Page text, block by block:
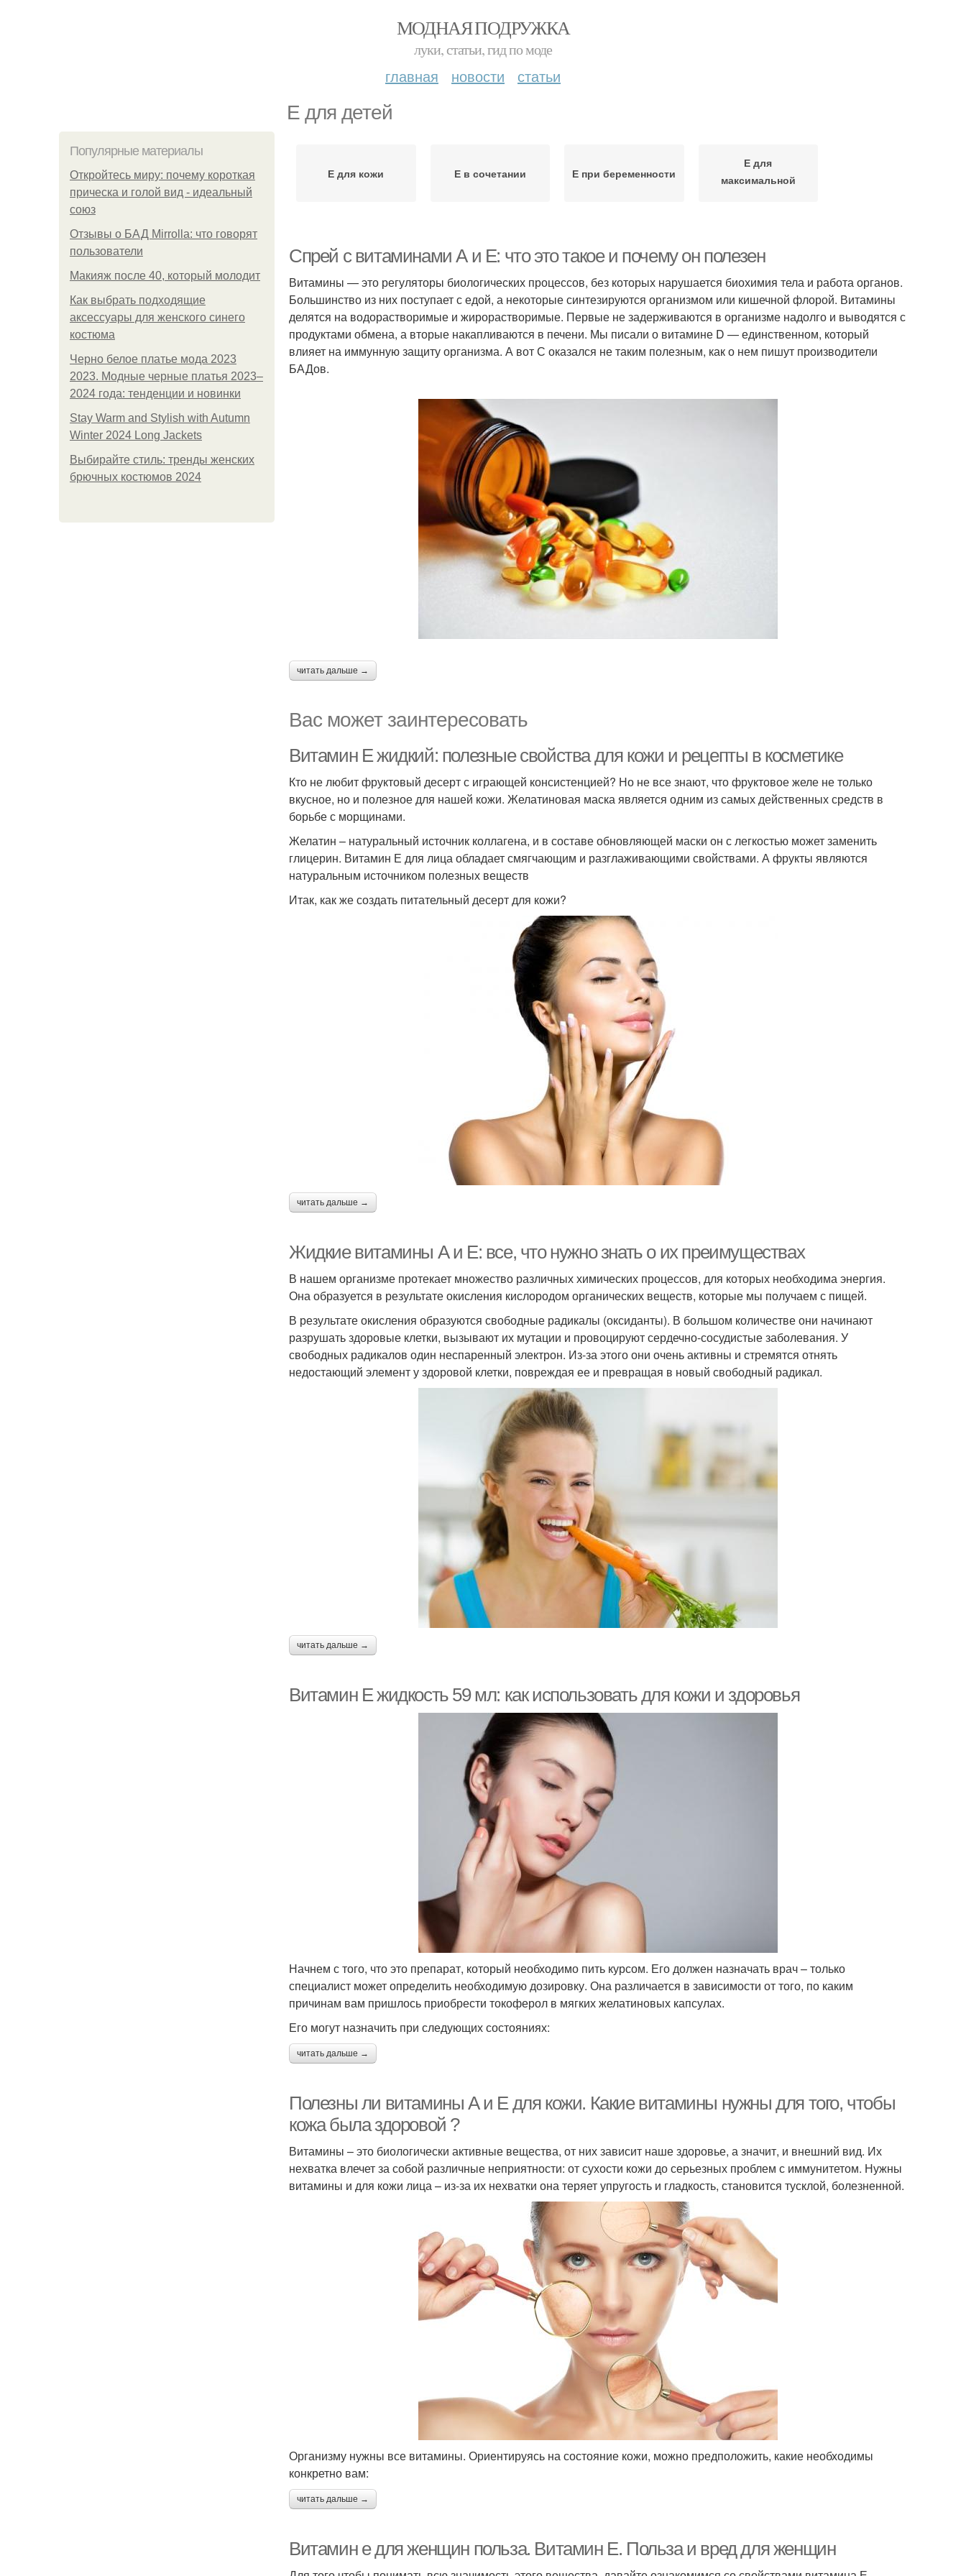
МОДНАЯ ПОДРУЖКА
луки, статьи, гид по моде
главная новости статьи
Е для детей
Популярные материалы
Откройтесь миру: почему короткая
прическа и голой вид - идеальный
союз
Отзывы о БАД Mirrolla: что говорят
пользователи
Макияж после 40, который молодит
Как выбрать подходящие
аксессуары для женского синего
костюма
Черно белое платье мода 2023
2023. Модные черные платья 2023–
2024 года: тенденции и новинки
Stay Warm and Stylish with Autumn
Winter 2024 Long Jackets
Выбирайте стиль: тренды женских
брючных костюмов 2024
Е для кожи Е в сочетании Е при беременности
Е для
максимальной
Спрей с витаминами А и Е: что это такое и почему он полезен
Витамины — это регуляторы биологических процессов, без которых нарушается биохимия тела и работа органов.
Большинство из них поступает с едой, а некоторые синтезируются организмом или кишечной флорой. Витамины
делятся на водорастворимые и жирорастворимые. Первые не задерживаются в организме надолго и выводятся с
продуктами обмена, а вторые накапливаются в печени. Мы писали о витамине D — единственном, который
влияет на иммунную защиту организма. А вот С оказался не таким полезным, как о нем пишут производители
БАДов.
читать дальше →
Вас может заинтересовать
Витамин Е жидкий: полезные свойства для кожи и рецепты в косметике
Кто не любит фруктовый десерт с играющей консистенцией? Но не все знают, что фруктовое желе не только
вкусное, но и полезное для нашей кожи. Желатиновая маска является одним из самых действенных средств в
борьбе с морщинами.
Желатин – натуральный источник коллагена, и в составе обновляющей маски он с легкостью может заменить
глицерин. Витамин Е для лица обладает смягчающим и разглаживающими свойствами. А фрукты являются
натуральным источником полезных веществ
Итак, как же создать питательный десерт для кожи?
читать дальше →
Жидкие витамины А и Е: все, что нужно знать о их преимуществах
В нашем организме протекает множество различных химических процессов, для которых необходима энергия.
Она образуется в результате окисления кислородом органических веществ, которые мы получаем с пищей.
В результате окисления образуются свободные радикалы (оксиданты). В большом количестве они начинают
разрушать здоровые клетки, вызывают их мутации и провоцируют сердечно-сосудистые заболевания. У
свободных радикалов один неспаренный электрон. Из-за этого они очень активны и стремятся отнять
недостающий элемент у здоровой клетки, повреждая ее и превращая в новый свободный радикал.
читать дальше →
Витамин Е жидкость 59 мл: как использовать для кожи и здоровья
Начнем с того, что это препарат, который необходимо пить курсом. Его должен назначать врач – только
специалист может определить необходимую дозировку. Она различается в зависимости от того, по каким
причинам вам пришлось приобрести токоферол в мягких желатиновых капсулах.
Его могут назначить при следующих состояниях:
читать дальше →
Полезны ли витамины А и Е для кожи. Какие витамины нужны для того, чтобы
кожа была здоровой ?
Витамины – это биологически активные вещества, от них зависит наше здоровье, а значит, и внешний вид. Их
нехватка влечет за собой различные неприятности: от сухости кожи до серьезных проблем с иммунитетом. Нужны
витамины и для кожи лица – из-за их нехватки она теряет упругость и гладкость, становится тусклой, болезненной.
Организму нужны все витамины. Ориентируясь на состояние кожи, можно предположить, какие необходимы
конкретно вам:
читать дальше →
Витамин е для женщин польза. Витамин E. Польза и вред для женщин